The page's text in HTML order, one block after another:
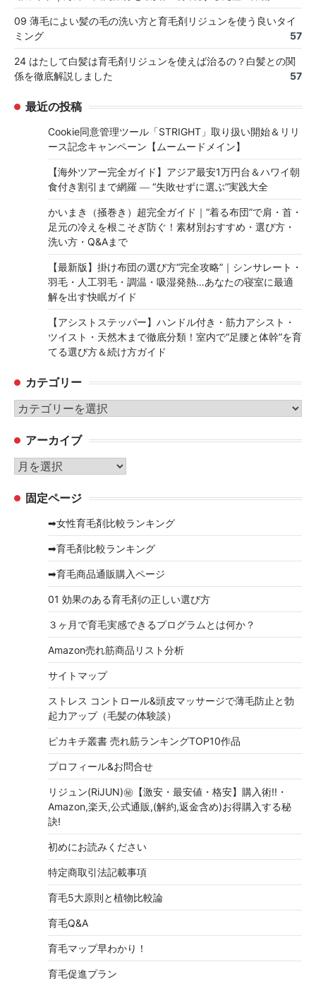
09 薄毛によい髪の毛の洗い方と育毛剤リジュンを使う良いタイ
ミング
57
24 はたして白髪は育毛剤リジュンを使えば治るの？白髪との関
係を徹底解説しました
57
最近の投稿
Cookie同意管理ツール「STRIGHT」取り扱い開始＆リリ
ース記念キャンペーン【ムームードメイン】
【海外ツアー完全ガイド】アジア最安1万円台＆ハワイ朝
食付き割引まで網羅 ― “失敗せずに選ぶ”実践大全
かいまき（掻巻き）超完全ガイド｜“着る布団”で肩・首・
足元の冷えを根こそぎ防ぐ！素材別おすすめ・選び方・
洗い方・Q&Aまで
【最新版】掛け布団の選び方“完全攻略”｜シンサレート・
羽毛・人工羽毛・調温・吸湿発熱…あなたの寝室に最適
解を出す快眠ガイド
【アシストステッパー】ハンドル付き・筋力アシスト・
ツイスト・天然木まで徹底分類！室内で“足腰と体幹”を育
てる選び方＆続け方ガイド
カテゴリー
カ
ゴ
リ
ー
アーカイブ
ア
カ 固定ページ
➡女性育毛剤比較ランキング
➡育毛剤比較ランキング
➡育毛商品通販購入ページ
01 効果のある育毛剤の正しい選び方
３ヶ月で育毛実感できるプログラムとは何か？
Amazon売れ筋商品リスト分析
サイトマップ
ストレス コントロール&頭皮マッサージで薄毛防止と勃
起力アップ（毛髪の体験談）
ピカキチ叢書 売れ筋ランキングTOP10作品
プロフィール&お問合せ
リジュン(RiJUN)㊙【激安・最安値・格安】購入術!!・
Amazon,楽天,公式通販,(解約,返金含め)お得購入する秘
訣!
初めにお読みください
特定商取引法記載事項
育毛5大原則と植物比較論
育毛Q&A
育毛マップ早わかり！
育毛促進プラン